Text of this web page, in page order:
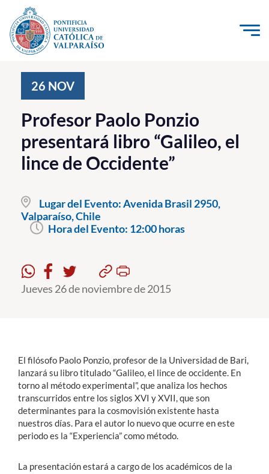
Click acá para ir directamente al contenido
Investigación, Creación e Innovación
PUCV Internacional
Vinculación con el Medio
Pregrado
Postgrado
Formación Continua
Alumni
English
26 NOV
Profesor Paolo Ponzio
presentará libro “Galileo, el
lince de Occidente”
Lugar del Evento:Avenida Brasil 2950,
Valparaíso, Chile
Hora del Evento: 12:00 horas
Jueves 26 de noviembre de 2015
El filósofo Paolo Ponzio, profesor de la Universidad de Bari,
lanzará su libro titulado “Galileo, el lince de occidente. En
torno al método experimental”, que analiza los hechos
transcurridos entre los siglos XVI y XVII, que son
determinantes para la cosmovisión existente hasta
nuestros días. Para el autor lo nuevo que ocurre en este
periodo es la “Experiencia” como método.
La presentación estará a cargo de los académicos de la